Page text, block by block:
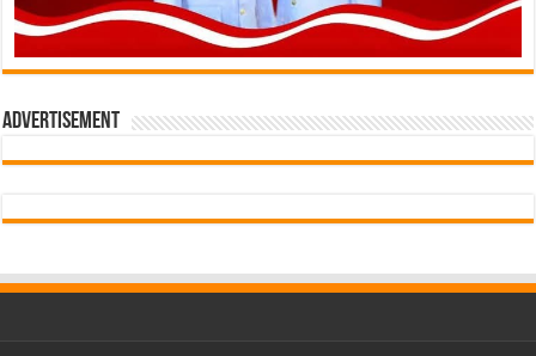
Advertisement